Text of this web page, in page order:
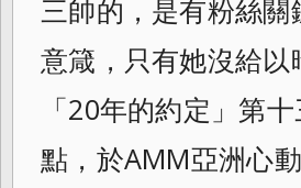
三帥的，是有粉絲
意箴，只有她沒給以
「20年的約定」 第
點， 於AMM亞洲心